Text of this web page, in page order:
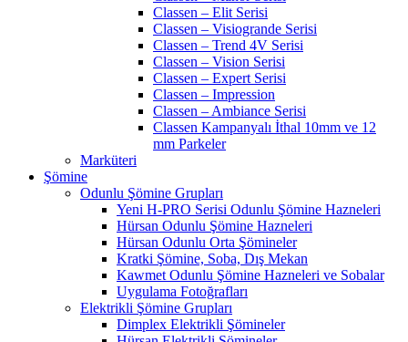
Classen – Elit Serisi
Classen – Visiogrande Serisi
Classen – Trend 4V Serisi
Classen – Vision Serisi
Classen – Expert Serisi
Classen – Impression
Classen – Ambiance Serisi
Classen Kampanyalı İthal 10mm ve 12
mm Parkeler
Marküteri
Şömine
Odunlu Şömine Grupları
Yeni H-PRO Serisi Odunlu Şömine Hazneleri
Hürsan Odunlu Şömine Hazneleri
Hürsan Odunlu Orta Şömineler
Kratki Şömine, Soba, Dış Mekan
Kawmet Odunlu Şömine Hazneleri ve Sobalar
Uygulama Fotoğrafları
Elektrikli Şömine Grupları
Dimplex Elektrikli Şömineler